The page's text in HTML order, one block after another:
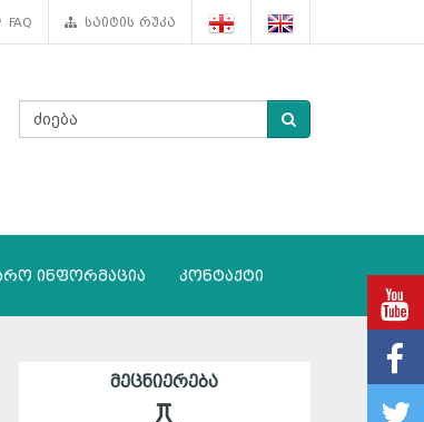
FAQ საიტის რუკა
ინფორმაცია კონტაქტი
ᲛᲔᲪᲜᲘᲔᲠᲔᲑᲐ